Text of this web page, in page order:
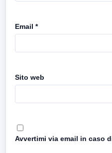
Email *
Sito web
Avvertimi via email in caso